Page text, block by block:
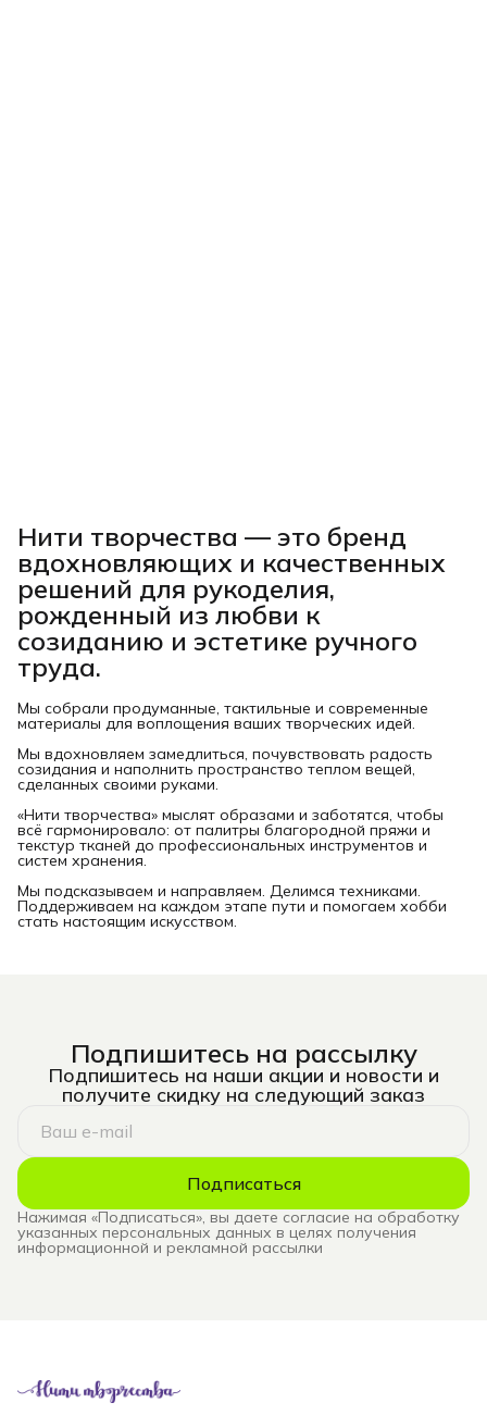
Нити творчества — это бренд
вдохновляющих и качественных
решений для рукоделия,
рожденный из любви к
созиданию и эстетике ручного
труда.
Мы собрали продуманные, тактильные и современные
материалы для воплощения ваших творческих идей.
Мы вдохновляем замедлиться, почувствовать радость
созидания и наполнить пространство теплом вещей,
сделанных своими руками.
«Нити творчества» мыслят образами и заботятся, чтобы
всё гармонировало: от палитры благородной пряжи и
текстур тканей до профессиональных инструментов и
систем хранения.
Мы подсказываем и направляем. Делимся техниками.
Поддерживаем на каждом этапе пути и помогаем хобби
стать настоящим искусством.
Подпишитесь на рассылку
Подпишитесь на наши акции и новости и
получите скидку на следующий заказ
Подписаться
Нажимая «Подписаться», вы даете согласие на обработку
указанных персональных данных в целях получения
информационной и рекламной рассылки